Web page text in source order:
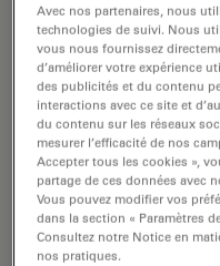
POL
Numéro de produit:
L'objectif N PLAN 63x/
63x et une ouverture
utilisation dans un
immersion sèche, avec
distance de travail libre
de champ) de 22.
Avec nos partenaires, nous
technologies de suivi. Nous
vous nous fournissez
d’améliorer votre expérience
des publicités et du contenu
interactions avec ce site et
du contenu sur les réseaux
mesurer l’efficacité de nos
Accepter tous les cookies »,
partage de ces données avec
Vous pouvez modifier vos
dans la section « Paramètres
Consultez notre Notice en
nos pratiques.